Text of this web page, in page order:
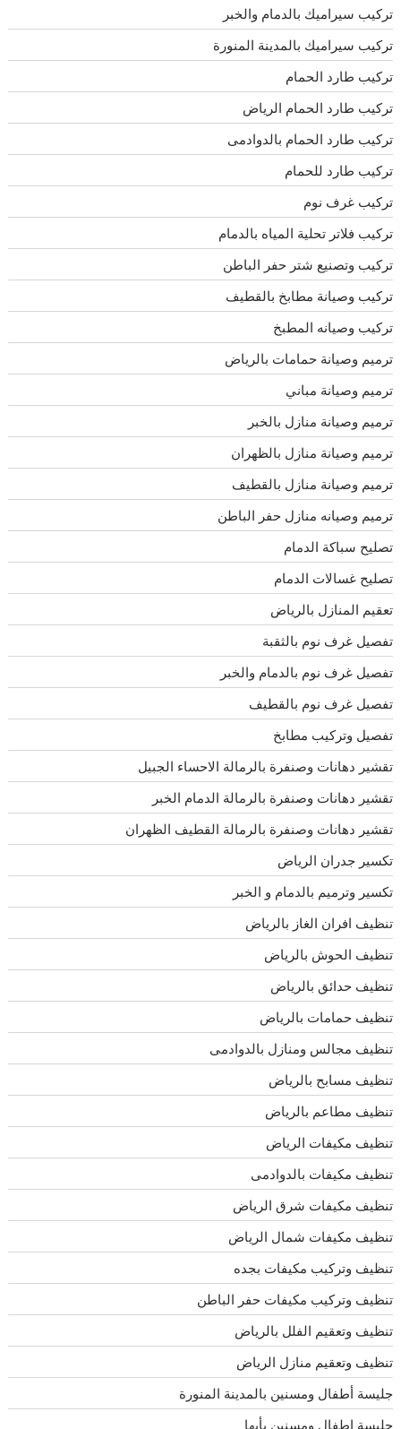
تركيب سيراميك بالدمام والخبر
تركيب سيراميك بالمدينة المنورة
تركيب طارد الحمام
تركيب طارد الحمام الرياض
تركيب طارد الحمام بالدوادمى
تركيب طارد للحمام
تركيب غرف نوم
تركيب فلاتر تحلية المياه بالدمام
تركيب وتصنيع شتر حفر الباطن
تركيب وصيانة مطابخ بالقطيف
تركيب وصيانه المطبخ
ترميم وصيانة حمامات بالرياض
ترميم وصيانة مباني
ترميم وصيانة منازل بالخبر
ترميم وصيانة منازل بالظهران
ترميم وصيانة منازل بالقطيف
ترميم وصيانه منازل حفر الباطن
تصليح سباكة الدمام
تصليح غسالات الدمام
تعقيم المنازل بالرياض
تفصيل غرف نوم بالثقبة
تفصيل غرف نوم بالدمام والخبر
تفصيل غرف نوم بالقطيف
تفصيل وتركيب مطابخ
تقشير دهانات وصنفرة بالرمالة الاحساء الجبيل
تقشير دهانات وصنفرة بالرمالة الدمام الخبر
تقشير دهانات وصنفرة بالرمالة القطيف الظهران
تكسير جدران الرياض
تكسير وترميم بالدمام و الخبر
تنظيف افران الغاز بالرياض
تنظيف الحوش بالرياض
تنظيف حدائق بالرياض
تنظيف حمامات بالرياض
تنظيف مجالس ومنازل بالدوادمى
تنظيف مسابح بالرياض
تنظيف مطاعم بالرياض
تنظيف مكيفات الرياض
تنظيف مكيفات بالدوادمى
تنظيف مكيفات شرق الرياض
تنظيف مكيفات شمال الرياض
تنظيف وتركيب مكيفات بجده
تنظيف وتركيب مكيفات حفر الباطن
تنظيف وتعقيم الفلل بالرياض
تنظيف وتعقيم منازل الرياض
جليسة أطفال ومسنين بالمدينة المنورة
جليسة اطفال ومسنين بأبها